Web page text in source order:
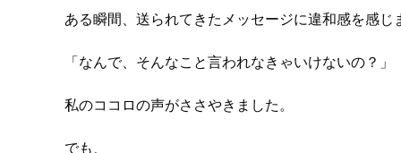
ある瞬間、送られてきたメッセージに違和感を感じ
「なんで、そんなこと言われなきゃいけないの？」
私のココロの声がささやきました。
でも、